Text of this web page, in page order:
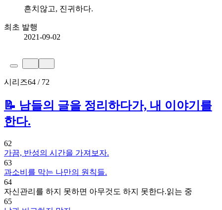
흔치않고, 진귀하다.
최초 발행
2021-09-02
시리즈64 / 72
📝 남들의 글을 정리하다가, 내 이야기를
한다.
62
가끔, 반성의 시간을 가져보자.
63
과소비를 막는 나만의 원칙들.
64
자신관리를 하지 못하면 아무것도 하지 못한다.읽는 중
65